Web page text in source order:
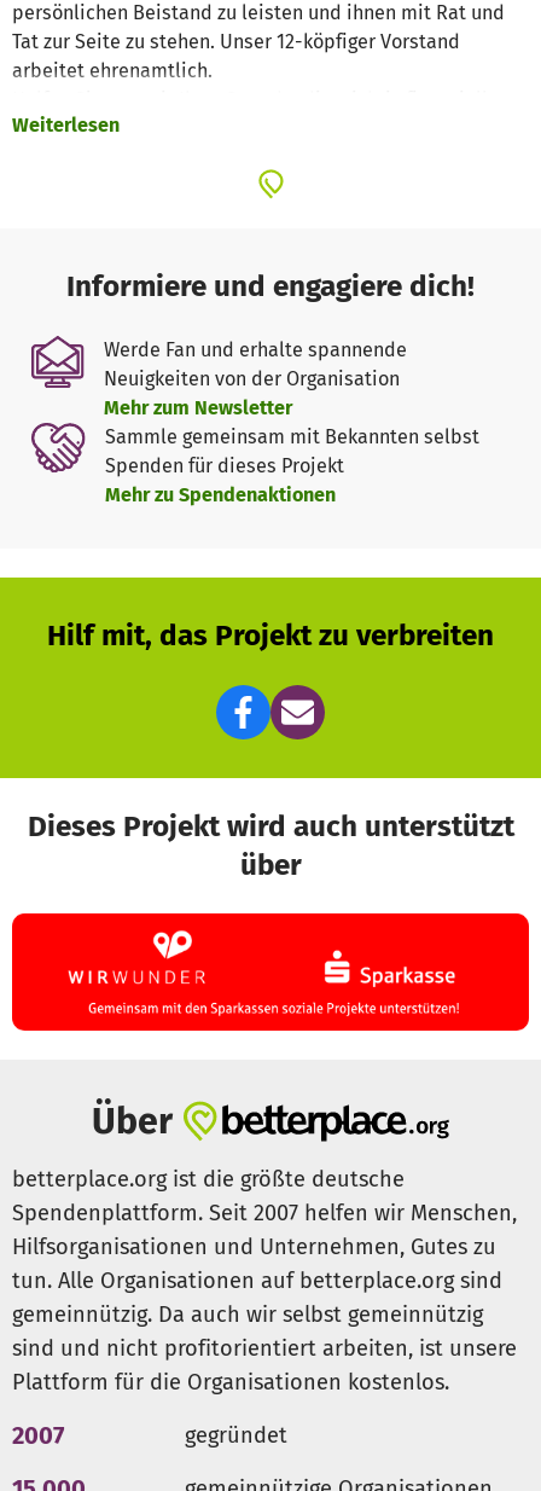
persönlichen Beistand zu leisten und ihnen mit Rat und
Tat zur Seite zu stehen. Unser 12-köpfiger Vorstand
arbeitet ehrenamtlich.
Hilfe für die Familien zu leisten. Im Namen unserer
Weiterlesen
Informiere und engagiere dich!
Werde Fan und erhalte spannende
Neuigkeiten von der Organisation
Mehr zum Newsletter
Sammle gemeinsam mit Bekannten selbst
Spenden für dieses Projekt
Mehr zu Spendenaktionen
Hilf mit, das Projekt zu verbreiten
Dieses Projekt wird auch unterstützt
über
Über
betterplace.org ist die größte deutsche
Spendenplattform. Seit 2007 helfen wir Menschen,
Hilfsorganisationen und Unternehmen, Gutes zu
tun. Alle Organisationen auf betterplace.org sind
gemeinnützig. Da auch wir selbst gemeinnützig
sind und nicht profitorientiert arbeiten, ist unsere
Plattform für die Organisationen kostenlos.
2007 gegründet